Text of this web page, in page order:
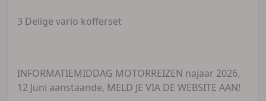
3 Delige vario kofferset
INFORMATIEMIDDAG MOTORREIZEN najaar 2026,
12 Juni aanstaande, MELD JE VIA DE WEBSITE AAN!